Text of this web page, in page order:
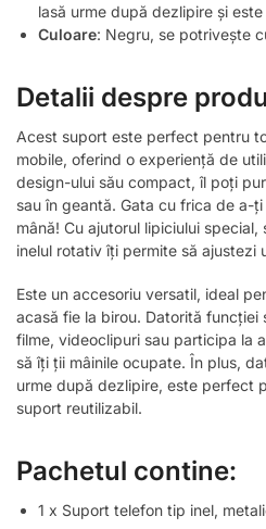
lasă urme după dezlipire și
Culoare: Negru, se potrivește
Detalii despre
Acest suport este perfect pentru
mobile, oferind o experiență de
design-ului său compact, îl poți
sau în geantă. Gata cu frica de a-
mână! Cu ajutorul lipiciului
inelul rotativ îți permite să ajustezi
Este un accesoriu versatil, ideal
acasă fie la birou. Datorită funcției
filme, videoclipuri sau participa la
să îți ții mâinile ocupate. În plus,
urme după dezlipire, este perfect
suport reutilizabil.
Pachetul contine:
1 x Suport telefon tip inel,